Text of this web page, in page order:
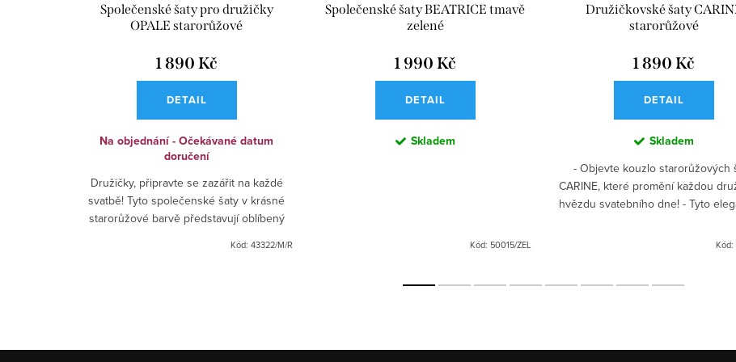
Společenské šaty pro družičky
OPALE starorůžové
1 890 Kč
DETAIL
Na objednání - Očekávané datum
doručení
Družičky, připravte se zazářit na každé
svatbě! Tyto společenské šaty v krásné
starorůžové barvě představují oblíbený
společenskou událost....
Kód: 43322/M/R
Společenské šaty BEATRICE tmavě
zelené
1 990 Kč
DETAIL
Skladem
Kód: 50015/ZEL
Družičkovské šaty
starorůžové
1 890 Kč
DETAIL
Skladem
- Objevte kouzlo starorůžových
CARINE, které promění každou
hvězdu svatebního dne! - Tyto
Kód: